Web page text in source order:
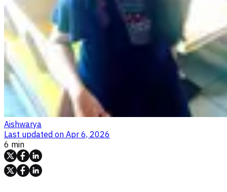
Aishwarya
Last updated on Apr 6, 2026
6 min